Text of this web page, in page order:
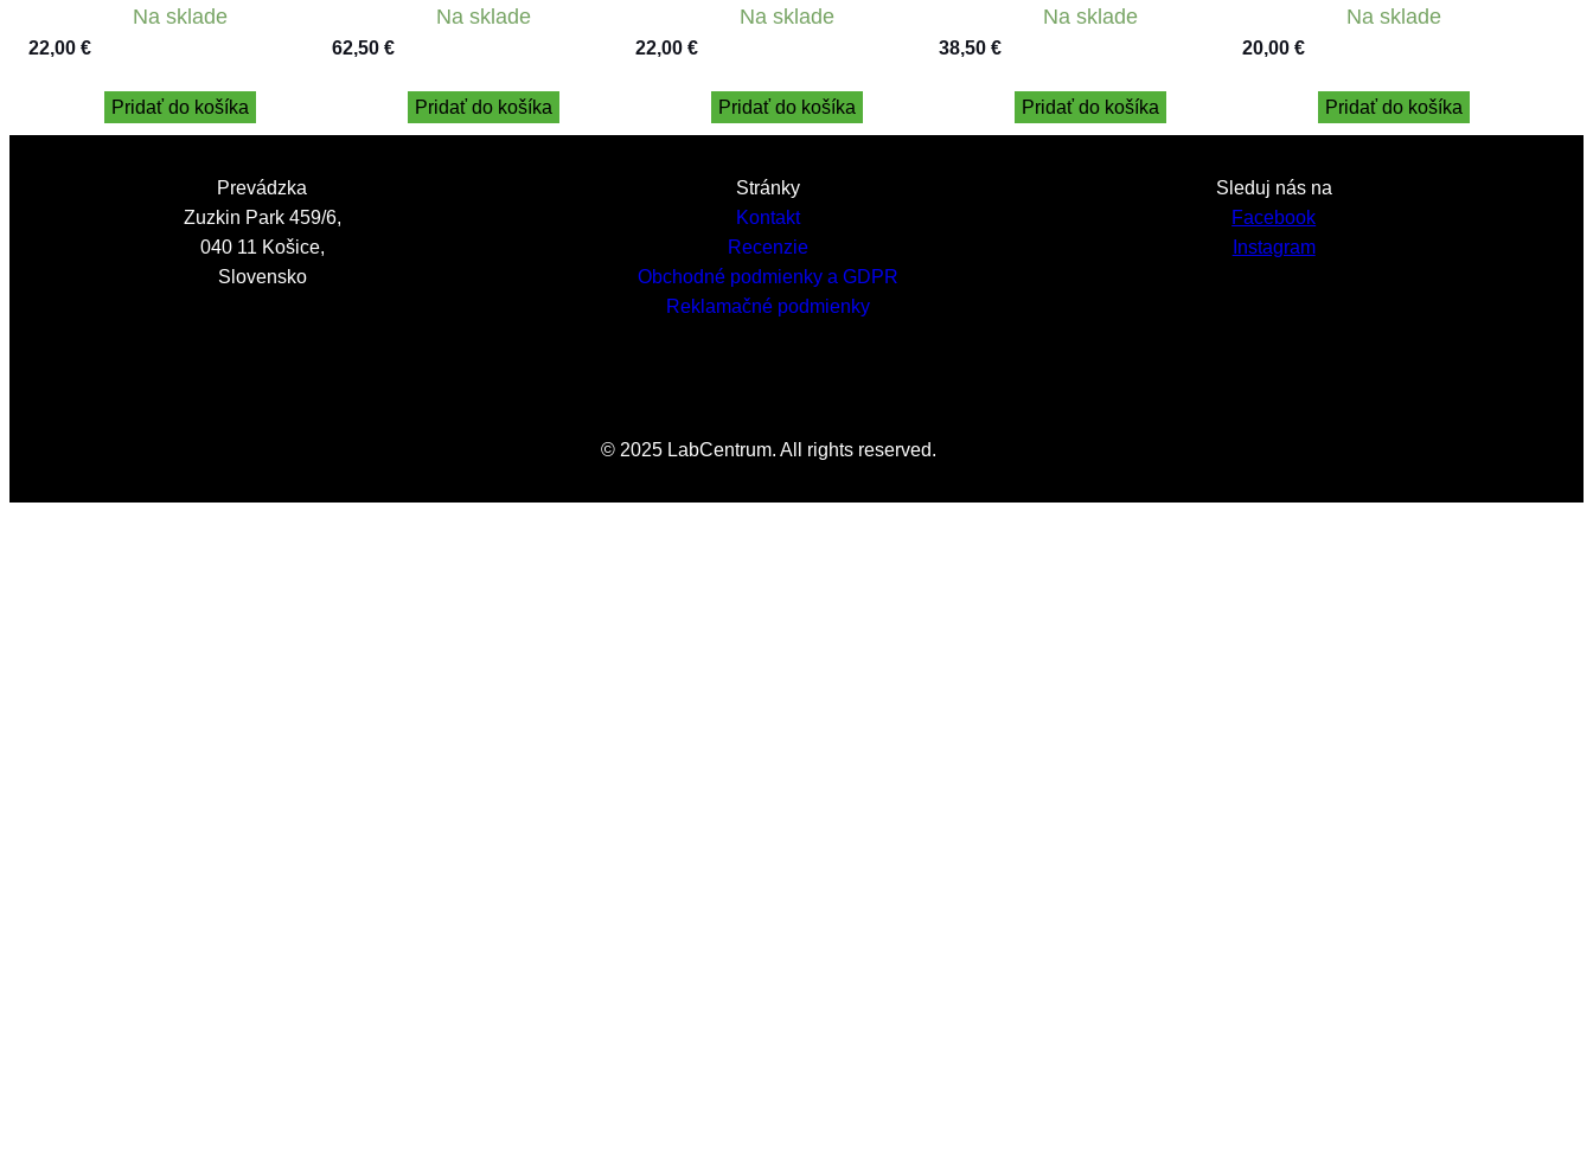
g
Na sklade
22,00 €
Pridať do košíka
Na sklade
62,50 €
Pridať do košíka
Na sklade
22,00 €
Pridať do košíka
Na sklade
38,50 €
Pridať do košíka
Na sklade
20,00 €
Pridať do košíka
Prevádzka
Zuzkin Park 459/6,
040 11 Košice,
Slovensko
Stránky
Kontakt
Recenzie
Obchodné podmienky a GDPR
Reklamačné podmienky
Sleduj nás na
Facebook
Instagram
© 2025 LabCentrum. All rights reserved.